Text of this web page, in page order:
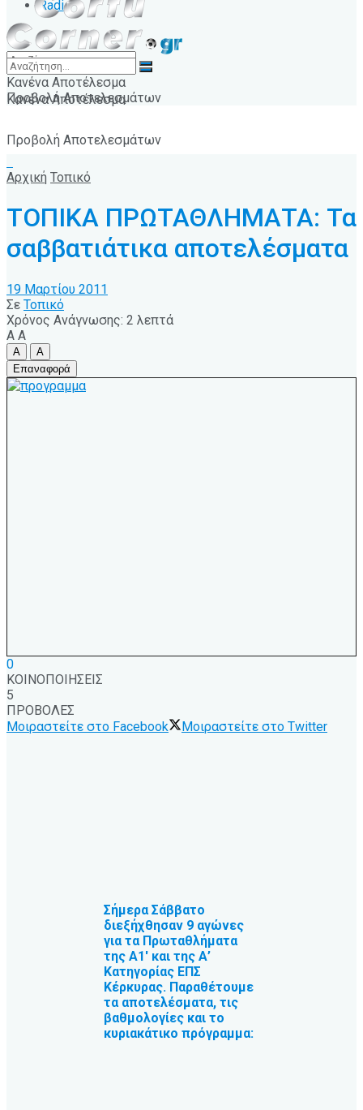
Radio
Κανένα Αποτέλεσμα
Προβολή Αποτελεσμάτων
Κανένα Αποτέλεσμα
Προβολή Αποτελεσμάτων
Αρχική Τοπικό
ΤΟΠΙΚΑ ΠΡΩΤΑΘΛΗΜΑΤΑ: Τα
σαββατιάτικα αποτελέσματα
19 Μαρτίου 2011
Σε Τοπικό
Χρόνος Ανάγνωσης: 2 λεπτά
A A
A
A
Επαναφορά
0
ΚΟΙΝΟΠΟΙΗΣΕΙΣ
5
ΠΡΟΒΟΛΕΣ
Μοιραστείτε στο Facebook
Μοιραστείτε στο Twitter
Σήμερα Σάββατο
διεξήχθησαν 9 αγώνες
για τα Πρωταθλήματα
της Α1′ και της Α’
Κατηγορίας ΕΠΣ
Κέρκυρας. Παραθέτουμε
τα αποτελέσματα, τις
βαθμολογίες και το
κυριακάτικο πρόγραμμα: